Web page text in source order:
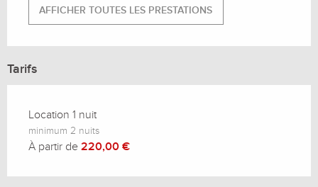
AFFICHER TOUTES LES PRESTATIONS
Tarifs
Location 1 nuit
minimum 2 nuits
À partir de 220,00 €